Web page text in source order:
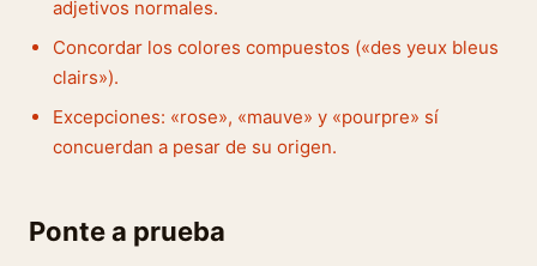
adjetivos normales.
Concordar los colores compuestos («des yeux bleus
clairs»).
Excepciones: «rose», «mauve» y «pourpre» sí
concuerdan a pesar de su origen.
Ponte a prueba